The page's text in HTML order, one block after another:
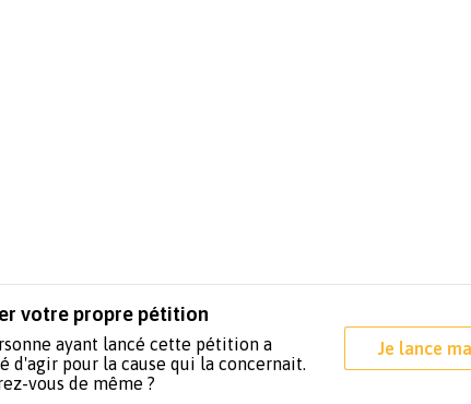
votre propre pétition
ayant lancé cette pétition a
d'agir pour la cause qui la concernait.
vous de même ?
Je lance